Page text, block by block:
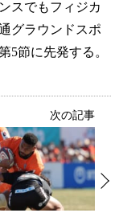
スでもフィジカ
グラウンドスポ
5節に先発する。
次の記事